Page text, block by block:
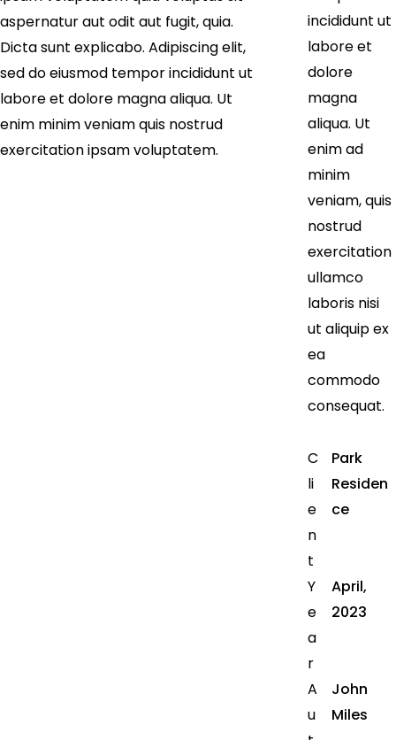
aspernatur aut odit aut fugit, quia.
Dicta sunt explicabo. Adipiscing elit,
sed do eiusmod tempor incididunt ut
labore et dolore magna aliqua. Ut
enim minim veniam quis nostrud
exercitation ipsam voluptatem.
incididunt ut
labore et
dolore
magna
aliqua. Ut
enim ad
minim
veniam, quis
nostrud
exercitation
ullamco
laboris nisi
ut aliquip ex
ea
commodo
consequat.
C
li
e
n
t
Park
Residen
ce
Y
e
a
r
April,
2023
A
u
John
Miles